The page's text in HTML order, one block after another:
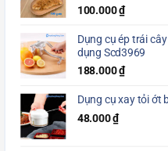
100.000₫
Dụng cụ ép trái
dụng Scd3969
188.000₫
Dụng cụ xay tỏi ớt
48.000₫